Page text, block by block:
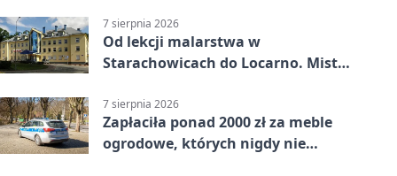
7 sierpnia 2026
Od lekcji malarstwa w
Starachowicach do Locarno. Mistrz
7 sierpnia 2026
Zapłaciła ponad 2000 zł za meble
ogrodowe, których nigdy nie